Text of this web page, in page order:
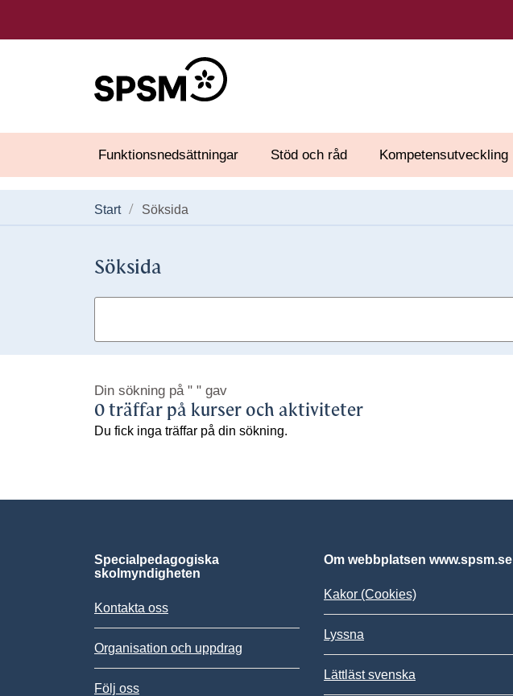
Funktionsnedsättningar Stöd och råd Kompetensutveckling
Start Söksida
Söksida
Din sökning på " " gav
0 träffar på kurser och aktiviteter
Du fick inga träffar på din sökning.
Specialpedagogiska
skolmyndigheten
Kontakta oss
Organisation och uppdrag
Följ oss
Om webbplatsen www.spsm.se
Kakor (Cookies)
Lyssna
Lättläst svenska